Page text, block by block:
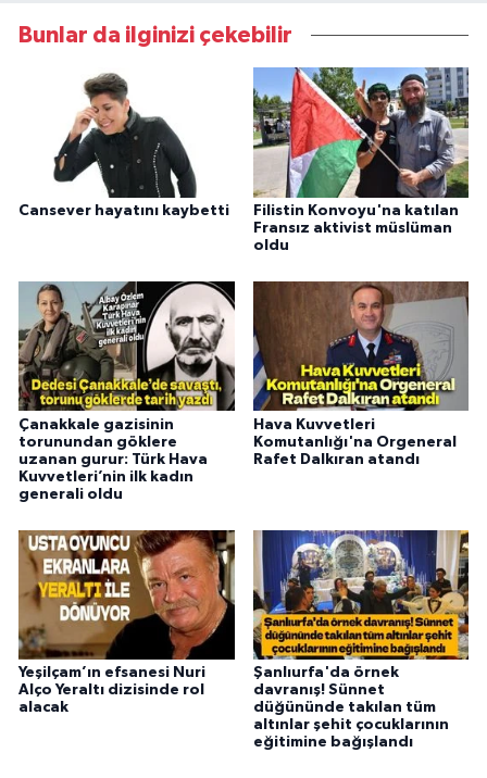
Bunlar da ilginizi çekebilir
Cansever hayatını kaybetti
Filistin Konvoyu'na katılan
Fransız aktivist müslüman
oldu
Çanakkale gazisinin
torunundan göklere
uzanan gurur: Türk Hava
Kuvvetleri’nin ilk kadın
generali oldu
Hava Kuvvetleri
Komutanlığı'na Orgeneral
Rafet Dalkıran atandı
Yeşilçam’ın efsanesi Nuri
Alço Yeraltı dizisinde rol
alacak
Şanlıurfa'da örnek
davranış! Sünnet
düğününde takılan tüm
altınlar şehit çocuklarının
eğitimine bağışlandı